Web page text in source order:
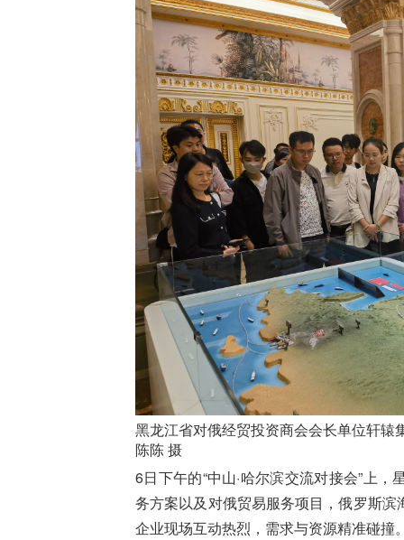
黑龙江省对俄经贸投资商会会长单位轩
陈陈 摄
6日下午的“中山·哈尔滨交流对接会”上
务方案以及对俄贸易服务项目，俄罗斯
企业现场互动热烈，需求与资源精准碰撞